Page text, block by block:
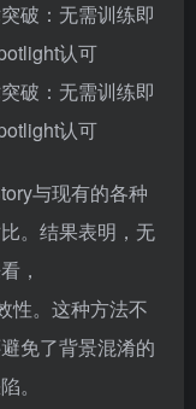
与现有的各种
。结果表明，无
，
性。这种方法不
免了背景混淆的
。